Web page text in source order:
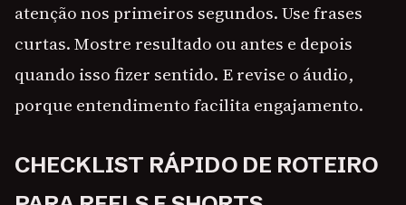
atenção nos primeiros segundos. Use frases
curtas. Mostre resultado ou antes e depois
quando isso fizer sentido. E revise o áudio,
porque entendimento facilita engajamento.
CHECKLIST RÁPIDO DE ROTEIRO